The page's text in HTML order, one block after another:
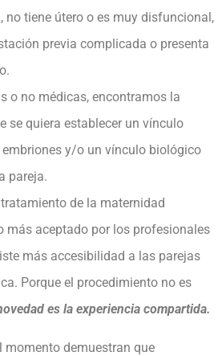
no tiene útero o es muy disfuncional,
previa complicada o presenta
o no médicas, encontramos la
se quiera establecer un vínculo
y/o un vínculo biológico
pareja.
de la maternidad
más aceptado por los profesionales
más accesibilidad a las parejas
Porque el procedimiento no es
es la experiencia compartida.
momento demuestran que